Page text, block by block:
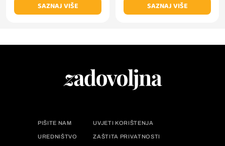
SAZNAJ VIŠE
SAZNAJ VIŠE
PIŠITE NAM UVJETI KORIŠTENJA
UREDNIŠTVO ZAŠTITA PRIVATNOSTI